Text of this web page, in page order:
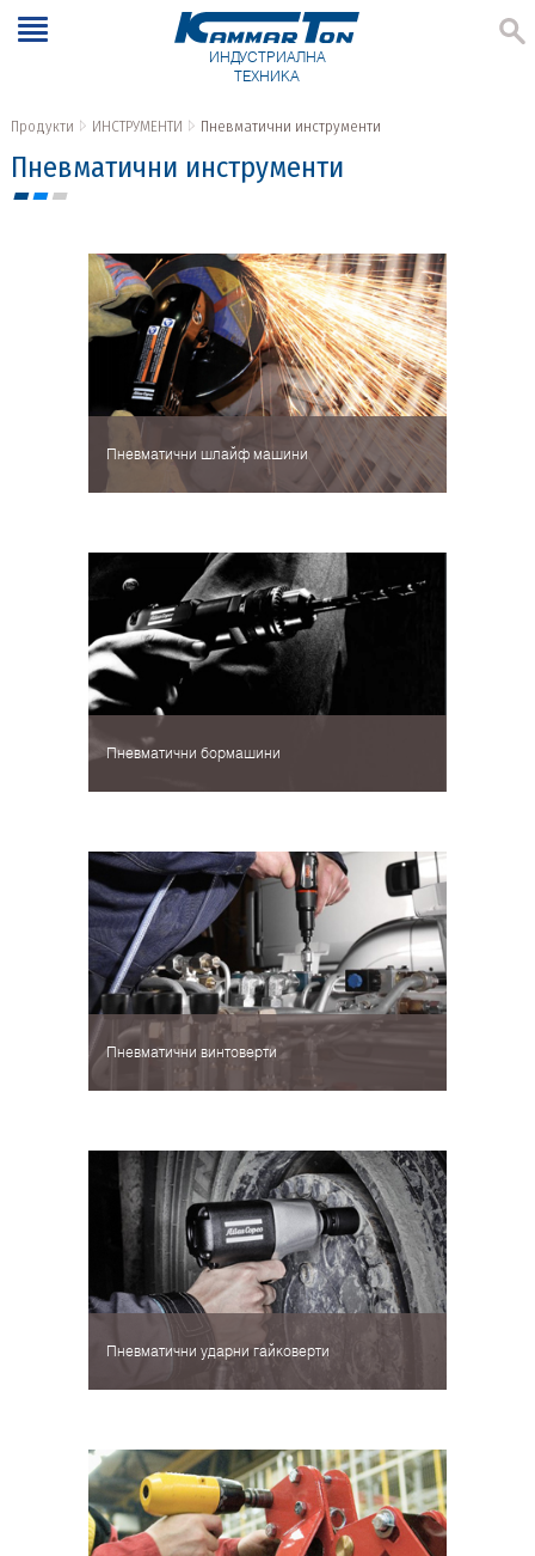
ИНДУСТРИАЛНА
ТЕХНИКА
Продукти ИНСТРУМЕНТИ Пневматични инструменти
Пневматични инструменти
Пневматични шлайф машини
Пневматични бормашини
Пневматични винтоверти
Пневматични ударни гайковерти